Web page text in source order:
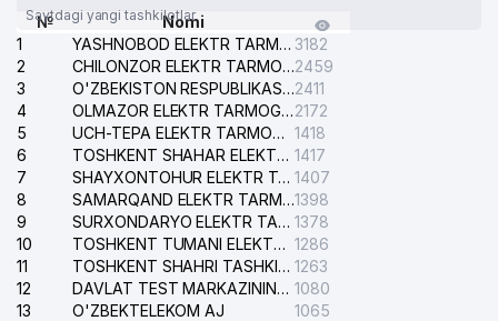
Saytdagi yangi tashkilotlar
№
Nomi
1
YASHNOBOD ELEKTR TARMOG'I NOSOZLIKLARI XIZMATI 3182
2
CHILONZOR ELEKTR TARMOG'I NOSOZLIK XIZMATI2459
3
O'ZBEKISTON RESPUBLIKASI BOSH PROKURATURASI ISHONCH TELEFONI2411
4
OLMAZOR ELEKTR TARMOG'I NOSOZLIKLARI XIZMATI2172
5
UCH-TEPA ELEKTR TARMOG'I NOSOZLIKLARI XIZMATI 1418
6
TOSHKENT SHAHAR ELEKTR TARMOQLARI KORXONASI AJ 1417
7
SHAYXONTOHUR ELEKTR TARMOG'I NOSOZLIKLARINI TUZATISH XIZMATI 1407
8
SAMARQAND ELEKTR TARMOQLARI AJ1398
9
SURXONDARYO ELEKTR TARMOQLARI AJ 1378
10
TOSHKENT TUMANI ELEKTR TARMOG'I AVARIYA XIZMATI 1286
11
TOSHKENT SHAHRI TASHKILOT TELEFONLARI HAQIDA MA'LUMOT BYUROSI 1263
12
DAVLAT TEST MARKAZINING ISHONCH TELEFONLARI 1080
13
O'ZBEKTELEKOM AJ
1065